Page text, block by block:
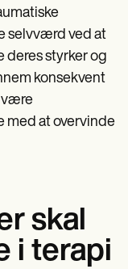
selvværd ved at
styrker og
konsekvent
være
med at overvinde
skal
i terapi